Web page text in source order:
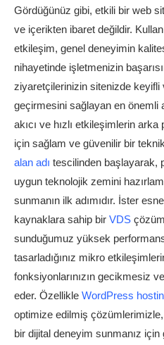
Gördüğünüz gibi, etkili bir web
ve içerikten ibaret değildir.
etkileşim, genel deneyimin
nihayetinde işletmenizin
ziyaretçilerinizin sitenizde
geçirmesini sağlayan en önemli
akıcı ve hızlı etkileşimlerin
için sağlam ve güvenilir bir
alan adı tescilinden başlayarak,
uygun teknolojik zemini
sunmanın ilk adımıdır. İster
kaynaklara sahip bir VDS
sunduğumuz yüksek
tasarladığınız mikro
fonksiyonlarınızın gecikmesiz
eder. Özellikle WordPress
optimize edilmiş çözümlerimizle,
bir dijital deneyim sunmanız için